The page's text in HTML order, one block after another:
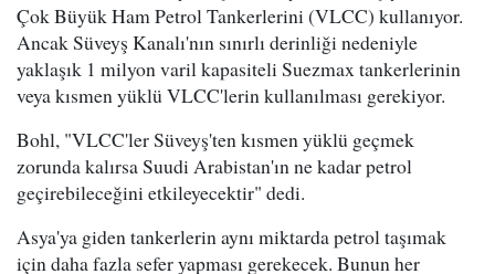
Çok Büyük Ham Petrol Tankerlerini (VLCC) kullanıyor.
Ancak Süveyş Kanalı'nın sınırlı derinliği nedeniyle
yaklaşık 1 milyon varil kapasiteli Suezmax tankerlerinin
veya kısmen yüklü VLCC'lerin kullanılması gerekiyor.
Bohl, "VLCC'ler Süveyş'ten kısmen yüklü geçmek
zorunda kalırsa Suudi Arabistan'ın ne kadar petrol
geçirebileceğini etkileyecektir" dedi.
Asya'ya giden tankerlerin aynı miktarda petrol taşımak
için daha fazla sefer yapması gerekecek. Bunun her